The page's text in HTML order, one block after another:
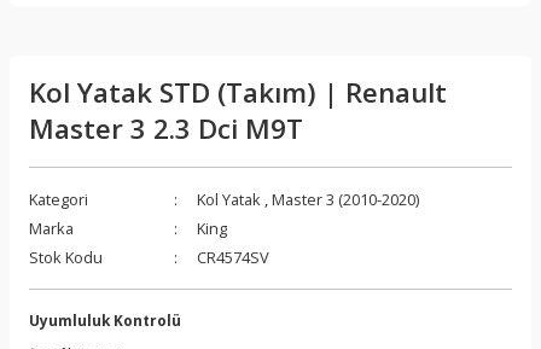
Kol Yatak STD (Takım) | Renault
Master 3 2.3 Dci M9T
Kategori Kol Yatak ,Master 3 (2010-2020)
Marka
King
Stok Kodu
CR4574SV
Uyumluluk Kontrolü